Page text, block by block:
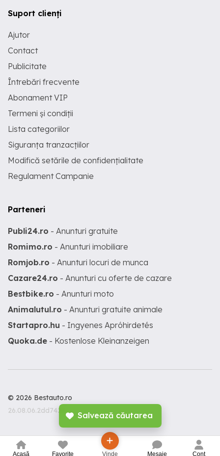
Salvează căutarea
Acasă Favorite Vinde Mesaje Cont
Suport clienți
Ajutor
Contact
Publicitate
Întrebări frecvente
Abonament VIP
Termeni și condiții
Lista categoriilor
Siguranța tranzacțiilor
Modifică setările de confidențialitate
Regulament Campanie
Parteneri
Publi24.ro - Anunturi gratuite
Romimo.ro - Anunturi imobiliare
Romjob.ro - Anunturi locuri de munca
Cazare24.ro - Anunturi cu oferte de cazare
Bestbike.ro - Anunturi moto
Animalutul.ro - Anunturi gratuite animale
Startapro.hu - Ingyenes Apróhirdetés
Quoka.de - Kostenlose Kleinanzeigen
© 2026 Bestauto.ro
26.08.06.2dd7428